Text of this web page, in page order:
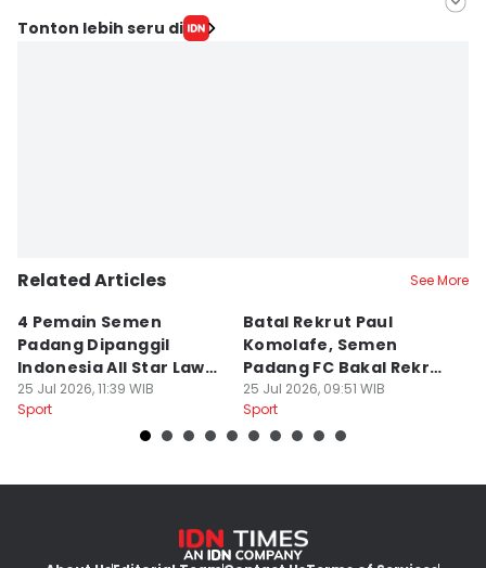
Editor
Tonton lebih seru di
Related Articles See More
4 Pemain Semen
Padang Dipanggil
Indonesia All Star Lawan
Aston Villa
25 Jul 2026, 11:39 WIB
Sport
Batal Rekrut Paul
Komolafe, Semen
Padang FC Bakal Rekrut
Striker Baru
25 Jul 2026, 09:51 WIB
Sport